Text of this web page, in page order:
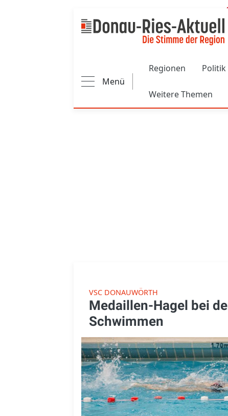
Menü
Regionen Politik
Weitere Themen
VSC DONAUWÖRTH
Medaillen-Hagel bei
Schwimmen